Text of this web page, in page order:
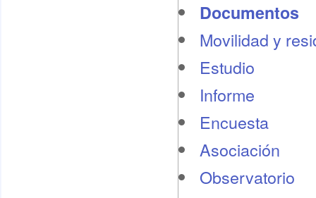
Documentos
Movilidad y
Estudio
Informe
Encuesta
Asociación
Observatorio